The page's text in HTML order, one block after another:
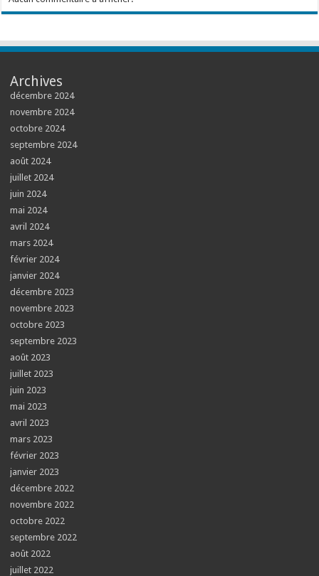
Archives
décembre 2024
novembre 2024
octobre 2024
septembre 2024
août 2024
juillet 2024
juin 2024
mai 2024
avril 2024
mars 2024
février 2024
janvier 2024
décembre 2023
novembre 2023
octobre 2023
septembre 2023
août 2023
juillet 2023
juin 2023
mai 2023
avril 2023
mars 2023
février 2023
janvier 2023
décembre 2022
novembre 2022
octobre 2022
septembre 2022
août 2022
juillet 2022